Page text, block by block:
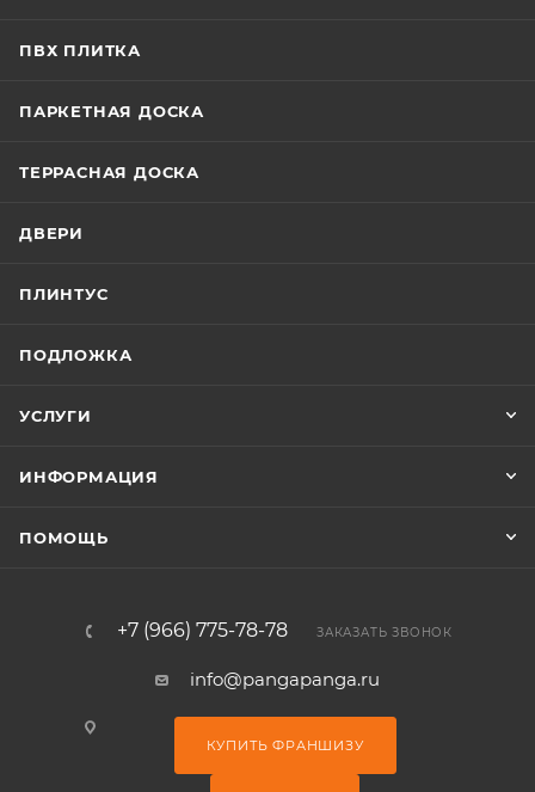
ПВХ ПЛИТКА
ПАРКЕТНАЯ ДОСКА
ТЕРРАСНАЯ ДОСКА
ДВЕРИ
ПЛИНТУС
ПОДЛОЖКА
УСЛУГИ
ИНФОРМАЦИЯ
ПОМОЩЬ
+7 (966) 775-78-78 ЗАКАЗАТЬ ЗВОНОК
info@pangapanga.ru
КУПИТЬ ФРАНШИЗУ